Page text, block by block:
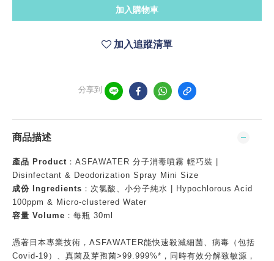
加入購物車
加入追蹤清單
分享到
商品描述
產品 Product ：ASFAWATER 分子消毒噴霧 輕巧裝 |
Disinfectant & Deodorization Spray Mini Size
成份 Ingredients ：次氯酸、小分子純水 | Hypochlorous Acid
100ppm & Micro-clustered Water
容量 Volume ：每瓶 30ml
憑著日本專業技術，ASFAWATER能快速殺滅細菌、病毒（包括
Covid-19）、真菌及芽孢菌>99.999%*，同時有效分解致敏源，